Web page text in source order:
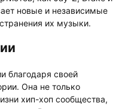
новые и независимые
их музыки.
благодаря своей
Она не только
хип-хоп сообщества,